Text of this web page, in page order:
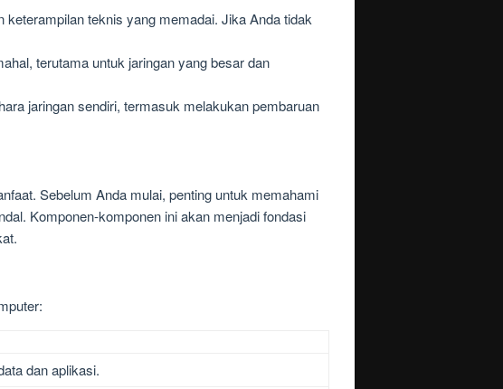
teknis yang memadai. Jika Anda tidak
terutama untuk jaringan yang besar dan
jaringan sendiri, termasuk melakukan pembaruan
Sebelum Anda mulai, penting untuk memahami
Komponen-komponen ini akan menjadi fondasi
dan aplikasi.